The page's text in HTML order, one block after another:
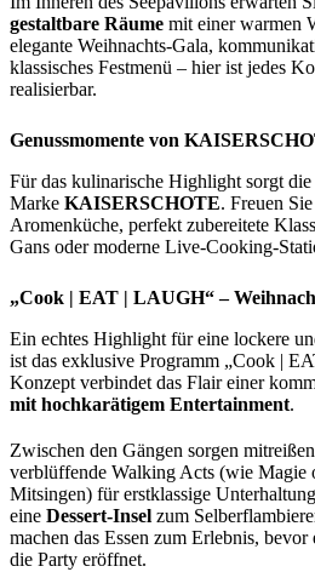
gestaltbare Räume mit einer warmen
elegante Weihnachts-Gala,
klassisches Festmenü – hier ist jedes
realisierbar.
Genussmomente von
Für das kulinarische Highlight sorgt
Marke KAISERSCHOTE. Freuen
Aromenküche, perfekt zubereitete
Gans oder moderne Live-Cooking-
„Cook | EAT | LAUGH“ –
Ein echtes Highlight für eine lockere
ist das exklusive Programm „Cook |
Konzept verbindet das Flair einer
mit hochkarätigem Entertainment.
Zwischen den Gängen sorgen
verblüffende Walking Acts (wie Magie
Mitsingen) für erstklassige
eine Dessert-Insel zum
machen das Essen zum Erlebnis, bevor
die Party eröffnet.